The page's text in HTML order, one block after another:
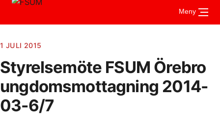
Meny
1 JULI 2015
Styrelsemöte FSUM Örebro
ungdomsmottagning 2014-
03-6/7
Om FSUM
Vad är FSUM
Styrelsen
Stadgar
Aktuellt
För medlemmar
Kontakt